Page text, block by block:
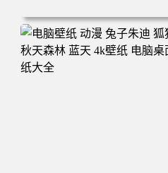
电脑壁纸 动漫 紫灵 冰清玉洁《
160 电脑桌面 高清壁纸 壁纸下